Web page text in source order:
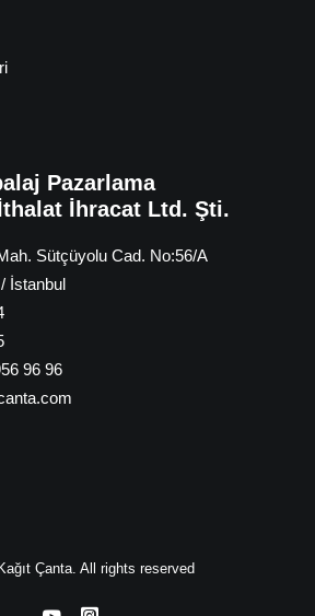
Pazarlama
İhracat Ltd. Şti.
Sütçüyolu Cad. No:56/A
İstanbul
96 96
Çanta. All rights reserved